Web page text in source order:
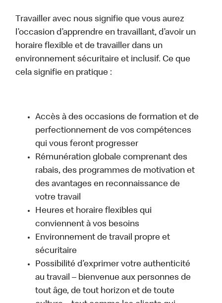
Travailler avec nous signifie que vous aurez
l’occasion d’apprendre en travaillant, d’avoir un
horaire flexible et de travailler dans un
environnement sécuritaire et inclusif. Ce que
cela signifie en pratique :
Accès à des occasions de formation et de
perfectionnement de vos compétences
qui vous feront progresser
Rémunération globale comprenant des
rabais, des programmes de motivation et
des avantages en reconnaissance de
votre travail
Heures et horaire flexibles qui
conviennent à vos besoins
Environnement de travail propre et
sécuritaire
Possibilité d’exprimer votre authenticité
au travail – bienvenue aux personnes de
tout âge, de tout horizon et de toute